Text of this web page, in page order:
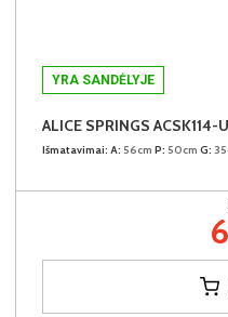
YRA SANDĖLYJE
ALICE SPRINGS
Išmatavimai: A: 56cm P: 50cm G: